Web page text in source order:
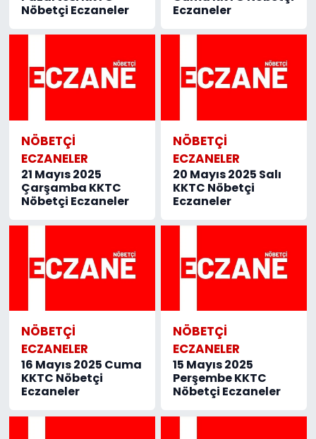
Nöbetçi Eczaneler
Eczaneler
NÖBETÇI
ECZANELER
21 Mayıs 2025
Çarşamba KKTC
Nöbetçi Eczaneler
NÖBETÇI
ECZANELER
20 Mayıs 2025 Salı
KKTC Nöbetçi
Eczaneler
NÖBETÇI
ECZANELER
16 Mayıs 2025 Cuma
KKTC Nöbetçi
Eczaneler
NÖBETÇI
ECZANELER
15 Mayıs 2025
Perşembe KKTC
Nöbetçi Eczaneler